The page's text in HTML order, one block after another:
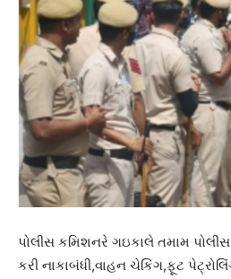
પોલીસ કમિશનરે ગઇકાલે તમામ
કરી નાકાબંધી,વાહન ચેકિંગ,ફૂટ